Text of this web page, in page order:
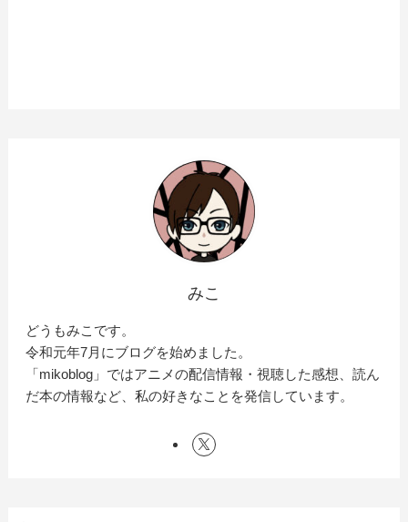
みこ
どうもみこです。
令和元年7月にブログを始めました。
「mikoblog」ではアニメの配信情報・視聴した感想、読ん
だ本の情報など、私の好きなことを発信しています。